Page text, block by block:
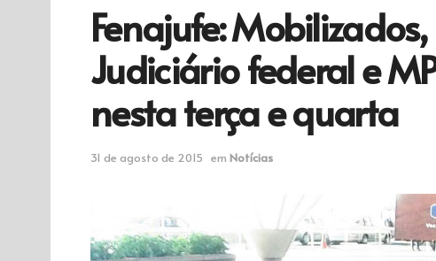
Fenajufe:
Judiciário federal e
nesta terça e quarta
31 de agosto de 2015 em Notícias